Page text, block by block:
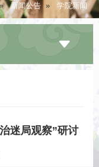
» 新闻公告 » 学院新闻
迷局观察”研讨